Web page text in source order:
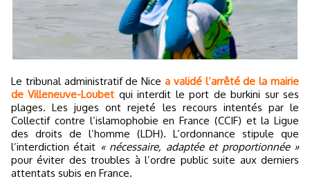
Le tribunal administratif de Nice a validé l’arrêté de la mairie
de Villeneuve-Loubet qui interdit le port de burkini sur ses
plages. Les juges ont rejeté les recours intentés par le
Collectif contre l’islamophobie en France (CCIF) et la Ligue
des droits de l’homme (LDH). L’ordonnance stipule que
l’interdiction était « nécessaire, adaptée et proportionnée »
pour éviter des troubles à l’ordre public suite aux derniers
attentats subis en France.